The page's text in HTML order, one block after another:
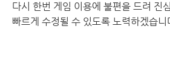
다시 한번 게임 이용에 불편을 드려 진
빠르게 수정될 수 있도록 노력하겠습니